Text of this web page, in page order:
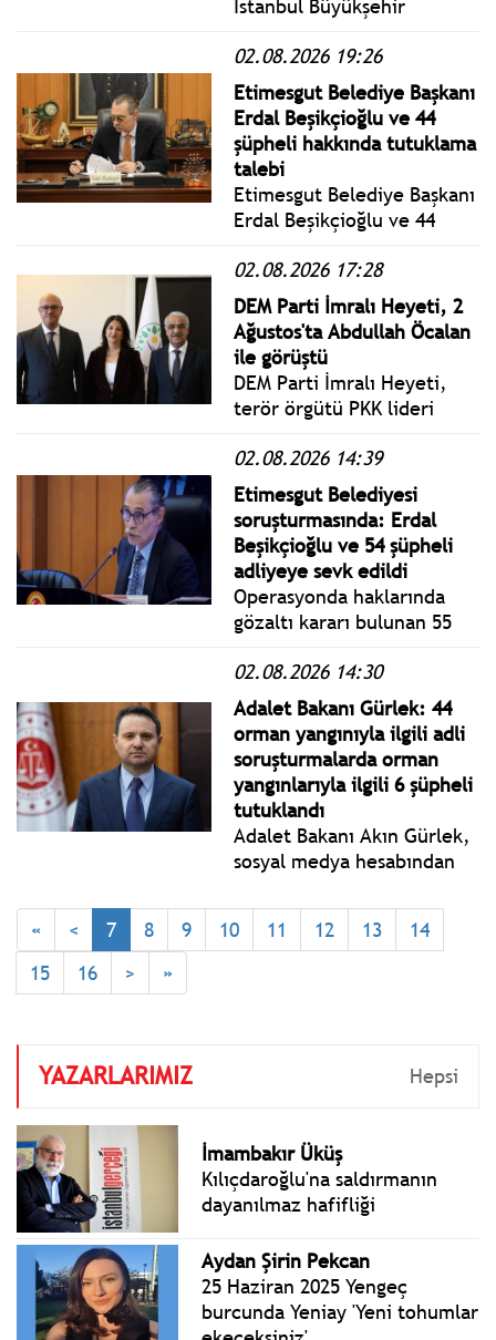
İstanbul Büyükşehir
görevinden uzaklaştırılan
Ekrem İmamoğlu, bazı
belediye başkanlarının
AKP'ye katılmasına tepki
gösterdi.
02.08.2026 19:26
Etimesgut Belediye Başkanı
Erdal Beşikçioğlu ve 44
şüpheli hakkında tutuklama
talebi
Etimesgut Belediye Başkanı
Erdal Beşikçioğlu ve 44
talep edildi.
02.08.2026 17:28
DEM Parti İmralı Heyeti, 2
Ağustos'ta Abdullah Öcalan
ile görüştü
DEM Parti İmralı Heyeti,
terör örgütü PKK lideri
saatlik görüşmenin
ardından İmralı Adası’ndan
döndü.
02.08.2026 14:39
Etimesgut Belediyesi
soruşturmasında: Erdal
Beşikçioğlu ve 54 şüpheli
adliyeye sevk edildi
Operasyonda haklarında
gözaltı kararı bulunan 55
yakalanarak gözaltına
alındı. Emniyetteki
işlemleri tamamlanan
şüpheliler, güvenlik
önlemleri altında adliyeye
sevk edildi.
02.08.2026 14:30
Adalet Bakanı Gürlek: 44
orman yangınıyla ilgili adli
soruşturmalarda orman
yangınlarıyla ilgili 6 şüpheli
tutuklandı
Adalet Bakanı Akın Gürlek,
sosyal medya hesabından
yazılı bir açıklama yaptı.
« < 7 8 9 10 11 12 13
14
15
16 > »
YAZARLARIMIZ Hepsi
İmambakır Üküş
Kılıçdaroğlu'na saldırmanın
dayanılmaz hafifliği
Aydan Şirin Pekcan
25 Haziran 2025 Yengeç
burcunda Yeniay 'Yeni tohumlar